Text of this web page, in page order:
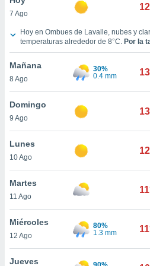
y
nuestra
cookies
aceptar
7 Ago
Tiempo en Ombues de Lavalle
Hoy en Ombues de Lavalle, nubes y
temperaturas alrededor de 8°C. Por la
con temperaturas en torno a los11°C.
con temperaturas cercanas a los
día, con una velocidad media de
25 km/
Mañana
8 Ago
30%
0.4 mm
Domingo
9 Ago
Lunes
10 Ago
Martes
11 Ago
Miércoles
12 Ago
80%
1.3 mm
Jueves